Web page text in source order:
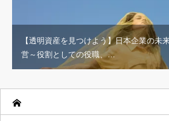
【透明資産を見つけよう】日本企業の未
営～役割としての役職、…